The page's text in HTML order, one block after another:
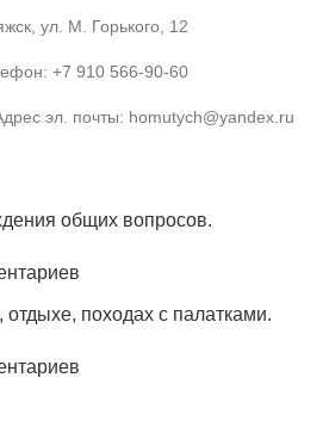
ул. М. Горького, 12
+7 910 566-90-60
эл. почты: homutych@yandex.ru
общих вопросов.
отдыхе, походах с палатками.